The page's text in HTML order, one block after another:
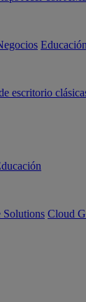
Educación
escritorio
Solutions Cloud